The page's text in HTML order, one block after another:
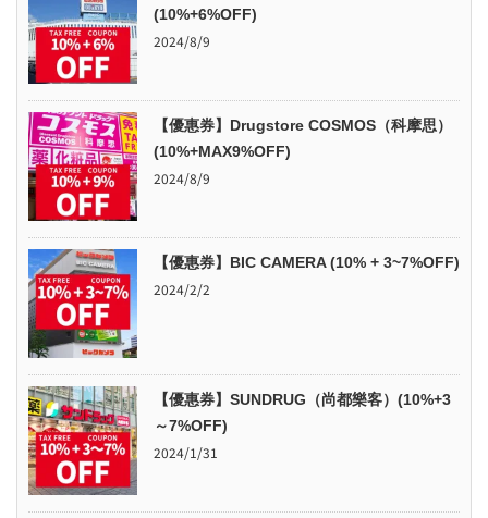
(10%+6%OFF)
2024/8/9
【優惠券】Drugstore COSMOS（科摩思）
(10%+MAX9%OFF)
2024/8/9
【優惠券】BIC CAMERA (10% + 3~7%OFF)
2024/2/2
【優惠券】SUNDRUG（尚都樂客）(10%+3
～7%OFF)
2024/1/31